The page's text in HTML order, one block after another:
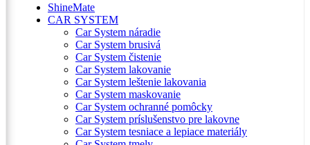
ShineMate
CAR SYSTEM
Car System náradie
Car System brusivá
Car System čistenie
Car System lakovanie
Car System leštenie lakovania
Car System maskovanie
Car System ochranné pomôcky
Car System príslušenstvo pre lakovne
Car System tesniace a lepiace materiály